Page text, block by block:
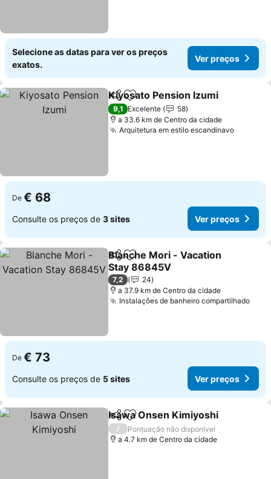
Selecione as datas para ver os preços
exatos.
Ver preços
PartilharAdicionar aos favoritos
Kiyosato Pension Izumi
9,1 Excelente
58
a 33.6 km de Centro da cidade
Arquitetura em estilo escandinavoVer
De € 68
Consulte os preços de 3 sites Ver preços
PartilharAdicionar aos favoritos
Blanche Mori - Vacation
Stay 86845V
Ver preços
7,2
24
a 37.9 km de Centro da cidade
Instalações de banheiro compartilhadoVer
De € 73
Consulte os preços de 5 sites Ver preços
PartilharAdicionar aos favoritos
Isawa Onsen Kimiyoshi
/
Pontuação não disponível
a 4.7 km de Centro da cidade